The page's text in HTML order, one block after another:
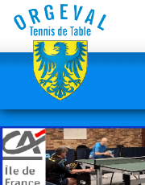
Panneau de gestion des